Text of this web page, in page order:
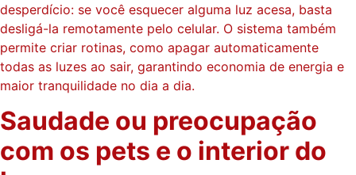
desperdício: se você esquecer alguma luz acesa, basta
desligá-la remotamente pelo celular. O sistema também
permite criar rotinas, como apagar automaticamente
todas as luzes ao sair, garantindo economia de energia e
maior tranquilidade no dia a dia.
Saudade ou preocupação
com os pets e o interior do